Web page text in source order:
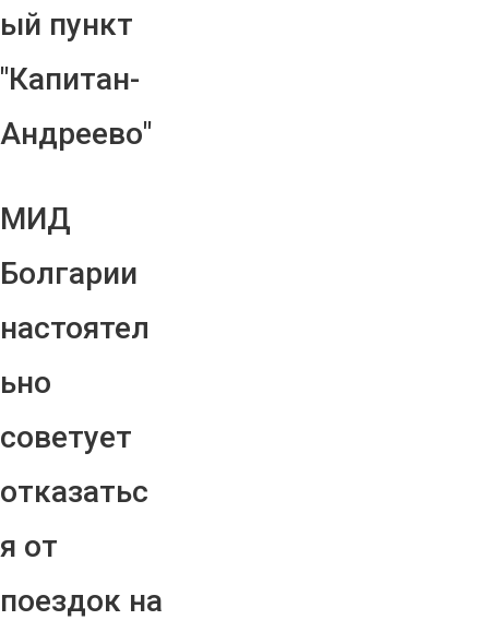
ый пункт
"Капитан-
Андреево"
МИД
Болгарии
настоятел
ьно
советует
отказатьс
я от
поездок на